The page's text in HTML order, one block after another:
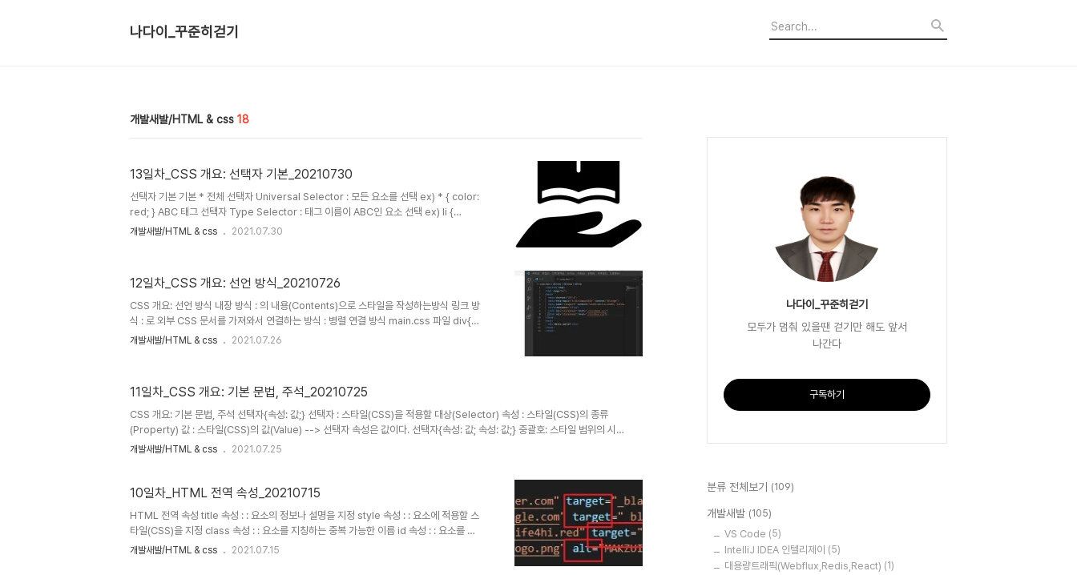
나다이_꾸준히걷기
개발새발/HTML & css 18
13일차_CSS 개요: 선택자 기본_20210730
선택자 기본 기본 * 전체 선택자 Universal Selector : 모든 요소를 선택 ex) * { color:
red; } ABC 태그 선택자 Type Selector : 태그 이름이 ABC인 요소 선택 ex) li {
color: red; } .ABC 클래스 선택자 Class Selector : HTML class 속성의 값이 ABC
개발새발/HTML & css 2021.07.30
12일차_CSS 개요: 선언 방식_20210726
CSS 개요: 선언 방식 내장 방식 : 의 내용(Contents)으로 스타일을 작성하는방식 링크 방
식 : 로 외부 CSS 문서를 가져와서 연결하는 방식 : 병렬 연결 방식 main.css 파일 div{
color: red; margin: 20px; } 인라인 방식 : 요소의 style 속성에 직접 스타일을 작성하
.box{ background-color: red; padding: px; }
개발새발/HTML & css 2021.07.26
11일차_CSS 개요: 기본 문법, 주석_20210725
CSS 개요: 기본 문법, 주석 선택자{속성: 값;} 선택자 : 스타일(CSS)을 적용할 대상(Selector) 속성 : 스타일(CSS)의 종류
(Property) 값 : 스타일(CSS)의 값(Value) --> 선택자 속성은 값이다. 선택자{속성: 값; 속성: 값;} 중괄호: 스타일 범위의 시작
과 끝 ex) div { color: red;} : 태그 선택자 속성컬러는 레드이다. div { color: red; margin: 20px; } : 태그 선택자 속성컬러
개발새발/HTML & css 2021.07.25
10일차_HTML 전역 속성_20210715
HTML 전역 속성 title 속성 : : 요소의 정보나 설명을 지정 style 속성 : : 요소에 적용할 스
타일(CSS)을 지정 class 속성 : : 요소를 지칭하는 중복 가능한 이름 id 속성 : : 요소를 지
칭하는 고유한 이름 data 속성 : : 요소에 데이터를 지정 : HTML에 저장한 데이터를 js를
개발새발/HTML & css 2021.07.15
나다이_꾸준히걷기
모두가 멈춰 있을땐 걷기만 해도 앞서
나간다
구독하기
분류 전체보기 (109)
개발새발 (105)
VS Code (5)
IntelliJ IDEA 인텔리제이 (5)
대용량트래픽(Webflux,Redis,React) (1)